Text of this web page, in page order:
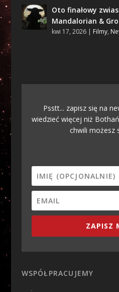
Oto finałowy
Mandalorian &
kwi 17, 2026| Filmy,
Psstt... zapisz się na
wiedzieć więcej niż
chwili możesz
ZAPISZ
WSPÓŁPRACUJEMY